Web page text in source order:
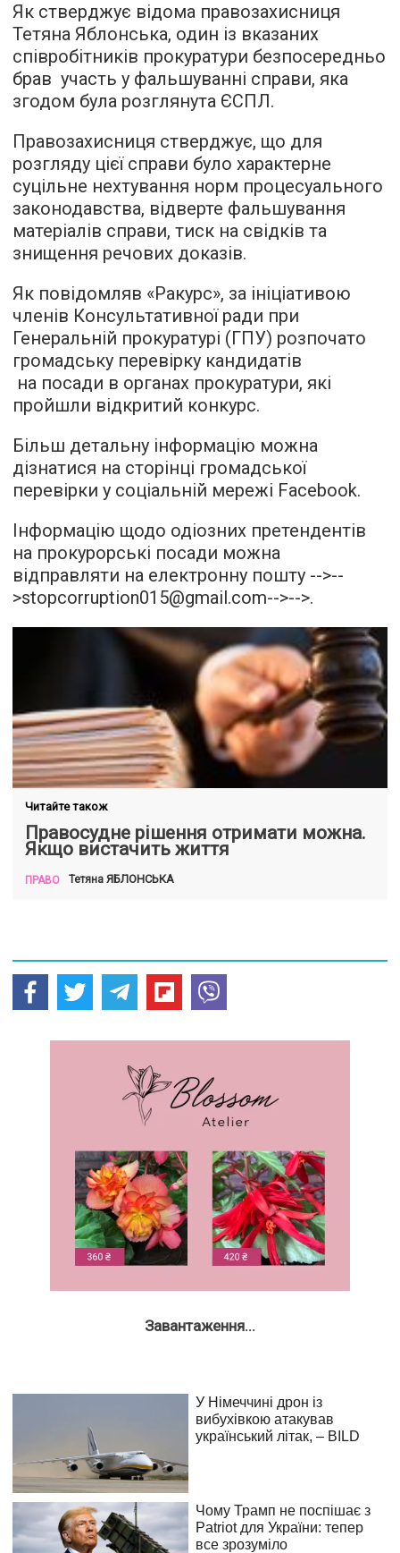
Як стверджує відома правозахисниця
Тетяна Яблонська, один із вказаних
співробітників прокуратури безпосередньо
брав участь у фальшуванні справи, яка
згодом була розглянута ЄСПЛ.
Правозахисниця стверджує, що для
розгляду цієї справи було характерне
суцільне нехтування норм процесуального
законодавства, відверте фальшування
матеріалів справи, тиск на свідків та
знищення речових доказів.
Як повідомляв «Ракурc», за ініціативою
членів Консультативної ради при
Генеральній прокуратурі (ГПУ) розпочато
громадську перевірку кандидатів
на посади в органах прокуратури, які
пройшли відкритий конкурс.
Більш детальну інформацію можна
дізнатися на сторінці громадської
перевірки у соціальній мережі Facebook.
Інформацію щодо одіозних претендентів
на прокурорські посади можна
відправляти на електронну пошту -->--
>stopcorruption015@gmail.com-->-->.
Читайте також
Правосудне рішення отримати можна.
Якщо вистачить життя
ПРАВО Тетяна ЯБЛОНСЬКА
Завантаження...